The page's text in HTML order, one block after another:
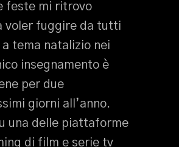
feste mi ritrovo
voler fuggire da tutti
tema natalizio nei
insegnamento è
per due
giorni all’anno.
una delle piattaforme
di film e serie tv